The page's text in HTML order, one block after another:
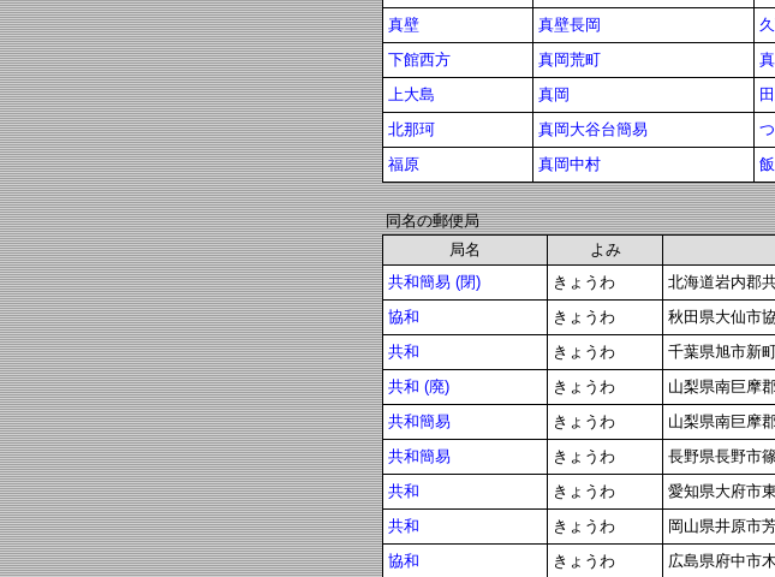
真壁
真壁長岡
下館西方
真岡荒町
上大島
真岡
北那珂
真岡大谷台簡易
福原
真岡中村
同名の郵便局
局名
よみ
共和簡易 (閉)
きょうわ 北海道岩内郡
協和
きょうわ 秋田県大仙市
共和
きょうわ 千葉県旭市新
共和 (廃)
きょうわ 山梨県南巨摩
共和簡易
きょうわ 山梨県南巨摩
共和簡易
きょうわ 長野県長野市
共和
きょうわ 愛知県大府市
共和
きょうわ 岡山県井原市
協和
きょうわ 広島県府中市